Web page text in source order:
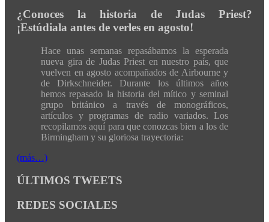
¿Conoces la historia de Judas Priest?
¡Estúdiala antes de verles en agosto!
Hace unas semanas repasábamos la esperada
nueva gira de Judas Priest en nuestro país, que
vuelven en agosto acompañados de Airbourne y
de Dirkschneider. Durante los últimos años
hemos repasado la historia del mítico y seminal
grupo británico a través de monográficos,
artículos y programas de radio variados. Los
recopilamos aquí para que conozcas bien a los de
Birmingham y su gloriosa trayectoria:
(más…)
ÚLTIMOS TWEETS
REDES SOCIALES